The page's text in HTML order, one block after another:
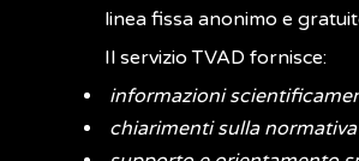
linea fissa anonimo e
Il servizio TVAD fornisce:
informazioni
chiarimenti sulla